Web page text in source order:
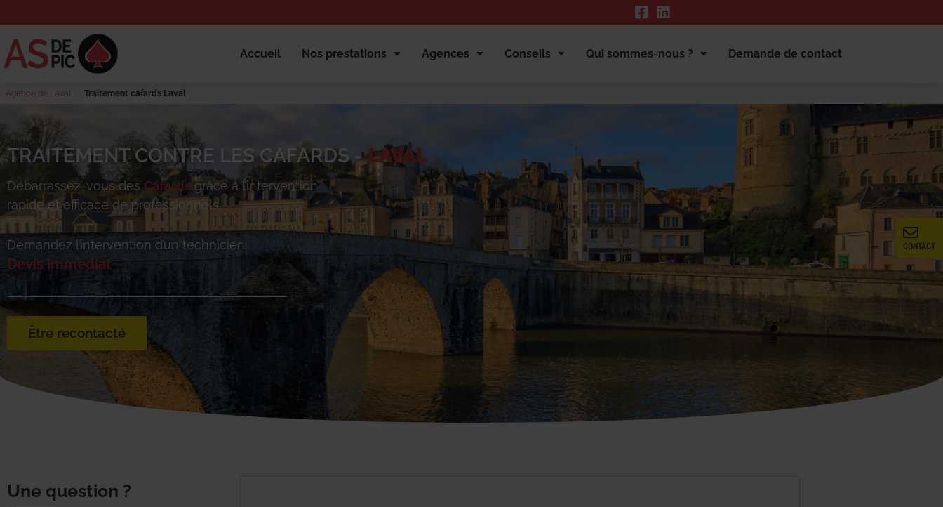
Accueil Nos prestations Agences Conseils Qui sommes-nous ? Demande de contact
Agence de Laval Traitement cafards Laval
CONTACT
TRAITEMENT CONTRE LES CAFARDS -LAVAL
Débarrassez-vous des Cafards grâce à l’intervention
rapide et efficace de professionnels.
Demandez l’intervention d’un technicien.
Devis immédiat
Être recontacté
Une question ?